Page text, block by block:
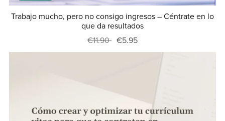
Trabajo mucho, pero no consigo ingresos – Céntrate en lo
que da resultados
€11.90 €5.95